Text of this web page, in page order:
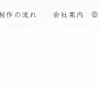
作の流れ 会社案内